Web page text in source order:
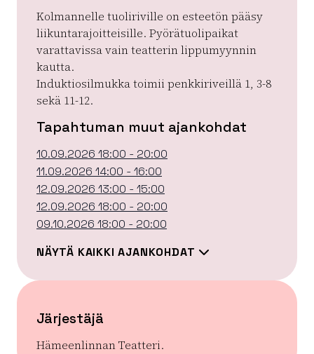
Kolmannelle tuoliriville on esteetön pääsy
liikuntarajoitteisille. Pyörätuolipaikat
varattavissa vain teatterin lippumyynnin
kautta.
Induktiosilmukka toimii penkkiriveillä 1, 3-8
sekä 11-12.
Tapahtuman muut ajankohdat
10.09.2026 18:00 - 20:00
11.09.2026 14:00 - 16:00
12.09.2026 13:00 - 15:00
12.09.2026 18:00 - 20:00
09.10.2026 18:00 - 20:00
NÄYTÄ KAIKKI AJANKOHDAT
Järjestäjä
Hämeenlinnan Teatteri.